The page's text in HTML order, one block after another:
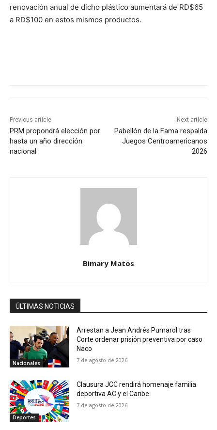
renovación anual de dicho plástico aumentará de RD$65
a RD$100 en estos mismos productos.
Previous article
PRM propondrá elección por
hasta un año dirección
nacional
Next article
Pabellón de la Fama respalda
Juegos Centroamericanos
2026
Bimary Matos
ÚLTIMAS NOTICIAS
Nacionales
Arrestan a Jean Andrés Pumarol tras
Corte ordenar prisión preventiva por caso
Naco
7 de agosto de 2026
Deportes
Clausura JCC rendirá homenaje familia
deportiva AC y el Caribe
7 de agosto de 2026